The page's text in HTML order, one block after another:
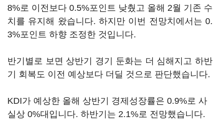
8%로 이전보다 0.5%포인트 낮췄고 올해 2월 기존 수
치를 유지해 왔습니다. 하지만 이번 전망치에서는 0.
3%포인트 하향 조정한 것입니다.
반기별로 보면 상반기 경기 둔화는 더 심해지고 하반
기 회복도 이전 예상보다 더딜 것으로 판단했습니다.
KDI가 예상한 올해 상반기 경제성장률은 0.9%로 사
실상 0%대입니다. 하반기는 2.1%로 전망했습니다.